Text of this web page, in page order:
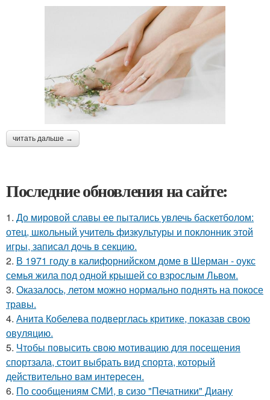
читать дальше →
Последние обновления на сайте:
1. До мировой славы ее пытались увлечь баскетболом:
отец, школьный учитель физкультуры и поклонник этой
игры, записал дочь в секцию.
2. В 1971 году в калифорнийском доме в Шерман - оукс
семья жила под одной крышей со взрослым Львом.
3. Оказалось, летом можно нормально поднять на покосе
травы.
4. Анита Кобелева подверглась критике, показав свою
овуляцию.
5. Чтобы повысить свою мотивацию для посещения
спортзала, стоит выбрать вид спорта, который
действительно вам интересен.
6. По сообщениям СМИ, в сизо "Печатники" Диану